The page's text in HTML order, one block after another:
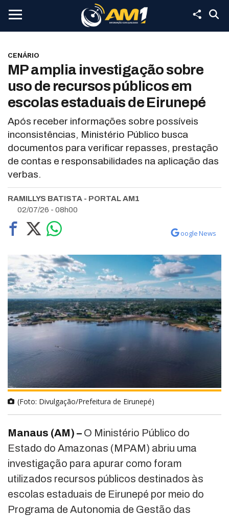
CENÁRIO
MP amplia investigação sobre
uso de recursos públicos em
escolas estaduais de Eirunepé
Após receber informações sobre possíveis
inconsistências, Ministério Público busca
documentos para verificar repasses, prestação
de contas e responsabilidades na aplicação das
verbas.
RAMILLYS BATISTA - PORTAL AM1
02/07/26 - 08h00
oogle News
(Foto: Divulgação/Prefeitura de Eirunepé)
Manaus (AM) – O Ministério Público do
Estado do Amazonas (MPAM) abriu uma
investigação para apurar como foram
utilizados recursos públicos destinados às
escolas estaduais de Eirunepé por meio do
Programa de Autonomia de Gestão das